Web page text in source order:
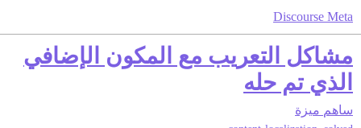
Discourse Meta
مشاكل التعريب مع المكون الإضافي
الذي تم حله
ساهم ميزة